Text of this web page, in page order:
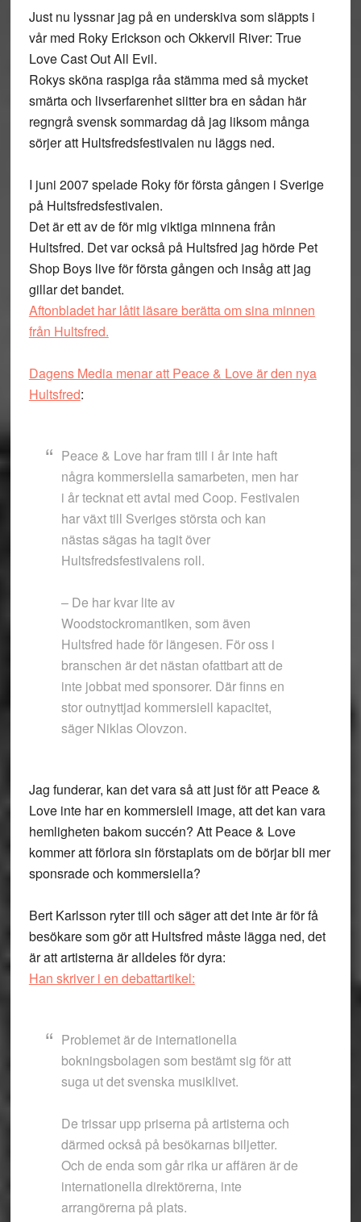
Just nu lyssnar jag på en underskiva som släppts i
vår med Roky Erickson och Okkervil River: True
Love Cast Out All Evil.
Rokys sköna raspiga råa stämma med så mycket
smärta och livserfarenhet siitter bra en sådan här
regngrå svensk sommardag då jag liksom många
sörjer att Hultsfredsfestivalen nu läggs ned.
I juni 2007 spelade Roky för första gången i Sverige
på Hultsfredsfestivalen.
Det är ett av de för mig viktiga minnena från
Hultsfred. Det var också på Hultsfred jag hörde Pet
Shop Boys live för första gången och insåg att jag
gillar det bandet.
Aftonbladet har låtit läsare berätta om sina minnen
från Hultsfred.
Dagens Media menar att Peace & Love är den nya
Hultsfred:
Peace & Love har fram till i år inte haft
några kommersiella samarbeten, men har
i år tecknat ett avtal med Coop. Festivalen
har växt till Sveriges största och kan
nästas sägas ha tagit över
Hultsfredsfestivalens roll.
– De har kvar lite av
Woodstockromantiken, som även
Hultsfred hade för längesen. För oss i
branschen är det nästan ofattbart att de
inte jobbat med sponsorer. Där finns en
stor outnyttjad kommersiell kapacitet,
säger Niklas Olovzon.
Jag funderar, kan det vara så att just för att Peace &
Love inte har en kommersiell image, att det kan vara
hemligheten bakom succén? Att Peace & Love
kommer att förlora sin förstaplats om de börjar bli mer
sponsrade och kommersiella?
Bert Karlsson ryter till och säger att det inte är för få
besökare som gör att Hultsfred måste lägga ned, det
är att artisterna är alldeles för dyra:
Han skriver i en debattartikel:
Problemet är de internationella
bokningsbolagen som bestämt sig för att
suga ut det svenska musiklivet.
De trissar upp priserna på artisterna och
därmed också på besökarnas biljetter.
Och de enda som går rika ur affären är de
internationella direktörerna, inte
arrangörerna på plats.